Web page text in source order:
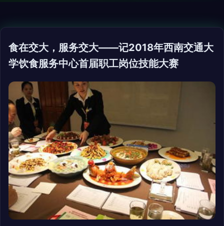
食在交大，服务交大——记2018年西南交通大
学饮食服务中心首届职工岗位技能大赛